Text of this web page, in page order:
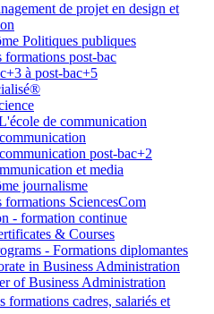
de projet en design et
Politiques publiques
formations post-bac
à post-bac+5
de communication
post-bac+2
et media
journalisme
formations SciencesCom
- formation continue
& Courses
- Formations diplomantes
in Business Administration
of Business Administration
formations cadres, salariés et